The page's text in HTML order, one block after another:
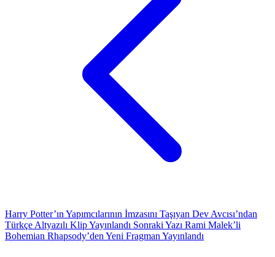
Harry Potter’ın Yapımcılarının İmzasını Taşıyan Dev Avcısı’ndan
Türkçe Altyazılı Klip Yayınlandı Sonraki Yazı Rami Malek’li
Bohemian Rhapsody’den Yeni Fragman Yayınlandı